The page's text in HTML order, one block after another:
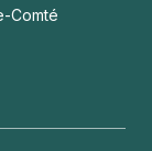
Comté